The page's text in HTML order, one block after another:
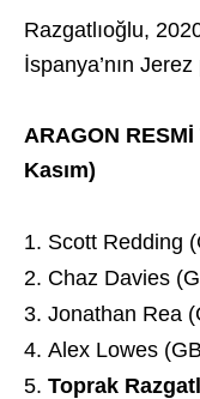
Razgatlıoğlu,
İspanya’nın
ARAGON
Kasım)
Scott Redding
Chaz Davies
Jonathan Rea
Alex Lowes
Toprak